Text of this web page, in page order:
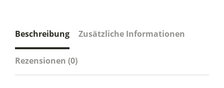
Beschreibung Zusätzliche Informationen
Rezensionen (0)